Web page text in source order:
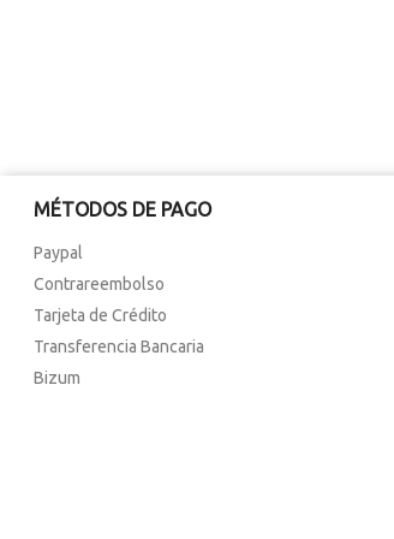
MÉTODOS DE PAGO
Paypal
Contrareembolso
Tarjeta de Crédito
Transferencia Bancaria
Bizum